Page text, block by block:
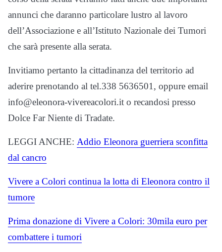
annunci che daranno particolare lustro al lavoro
dell’Associazione e all’Istituto Nazionale dei Tumori
che sarà presente alla serata.
Invitiamo pertanto la cittadinanza del territorio ad
aderire prenotando al tel.338 5636501, oppure email
info@eleonora-vivereacolori.it o recandosi presso
Dolce Far Niente di Tradate.
LEGGI ANCHE: Addio Eleonora guerriera sconfitta
dal cancro
Vivere a Colori continua la lotta di Eleonora contro il
tumore
Prima donazione di Vivere a Colori: 30mila euro per
combattere i tumori